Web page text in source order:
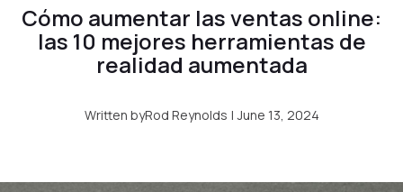
Cómo aumentar las ventas online:
las 10 mejores herramientas de
realidad aumentada
Written byRod Reynolds | June 13, 2024